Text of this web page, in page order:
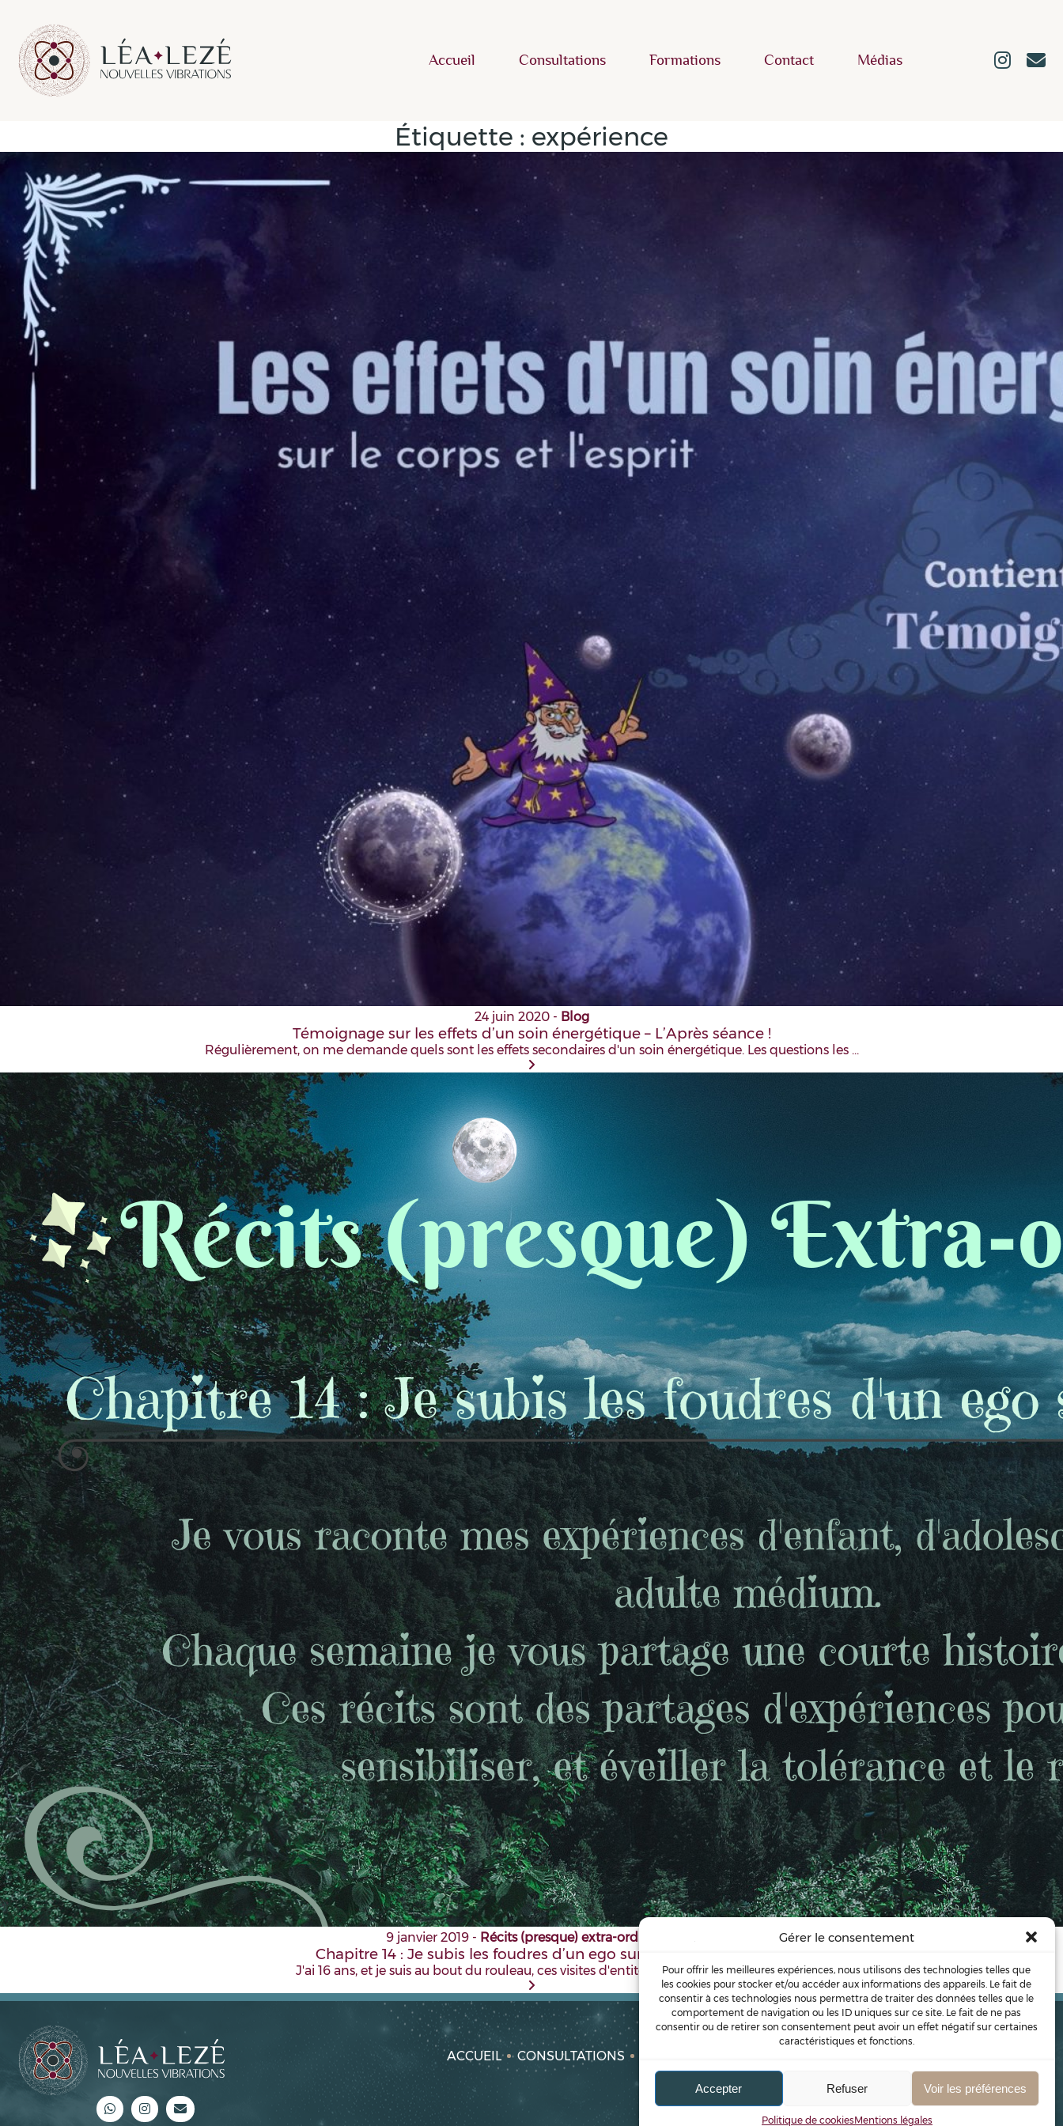
Gérer le consentement
Pour offrir les meilleures expériences, nous utilisons des technologies telles que
les cookies pour stocker et/ou accéder aux informations des appareils. Le fait de
consentir à ces technologies nous permettra de traiter des données telles que le
comportement de navigation ou les ID uniques sur ce site. Le fait de ne pas
consentir ou de retirer son consentement peut avoir un effet négatif sur certaines
caractéristiques et fonctions.
Accepter Refuser Voir les préférences
Politique de cookiesMentions légales
Accueil Consultations Formations Contact Médias
Étiquette : expérience
24 juin 2020- Blog
Témoignage sur les effets d’un soin énergétique – L’Après séance !
Régulièrement, on me demande quels sont les effets secondaires d'un soin énergétique. Les questions les …
9 janvier 2019- Récits (presque) extra-ordinaires
Chapitre 14 : Je subis les foudres d’un ego sur-dimensionné.
J'ai 16 ans, et je suis au bout du rouleau, ces visites d'entités sont incessantes. …
ACCUEIL CONSULTATIONS
Cookies